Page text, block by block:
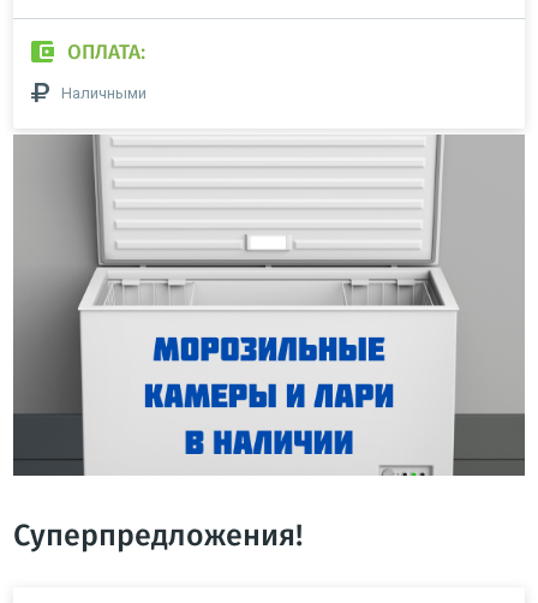
ОПЛАТА:
Наличными
Суперпредложения!